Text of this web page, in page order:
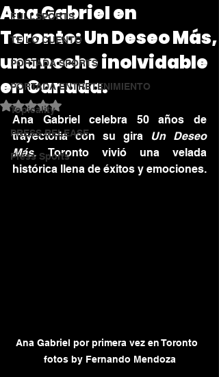
FULLSPORTS
TE LO CUENTO
PORTADA SPORTS
PORTADA ENTRETENIMIENTO
Topicality
PRESS RELEASE
Press Sports
Ana Gabriel en
Toronto: Un Deseo Más,
una noche inolvidable
en Canada.
Obtuvo NaN de 5 estrellas.
Ana Gabriel celebra 50 años de
trayectoria con su gira
Un Deseo
Más. Toronto vivió una velada
histórica llena de éxitos y emociones.
Ana Gabriel por primera vez en Toronto
fotos by Fernando Mendoza